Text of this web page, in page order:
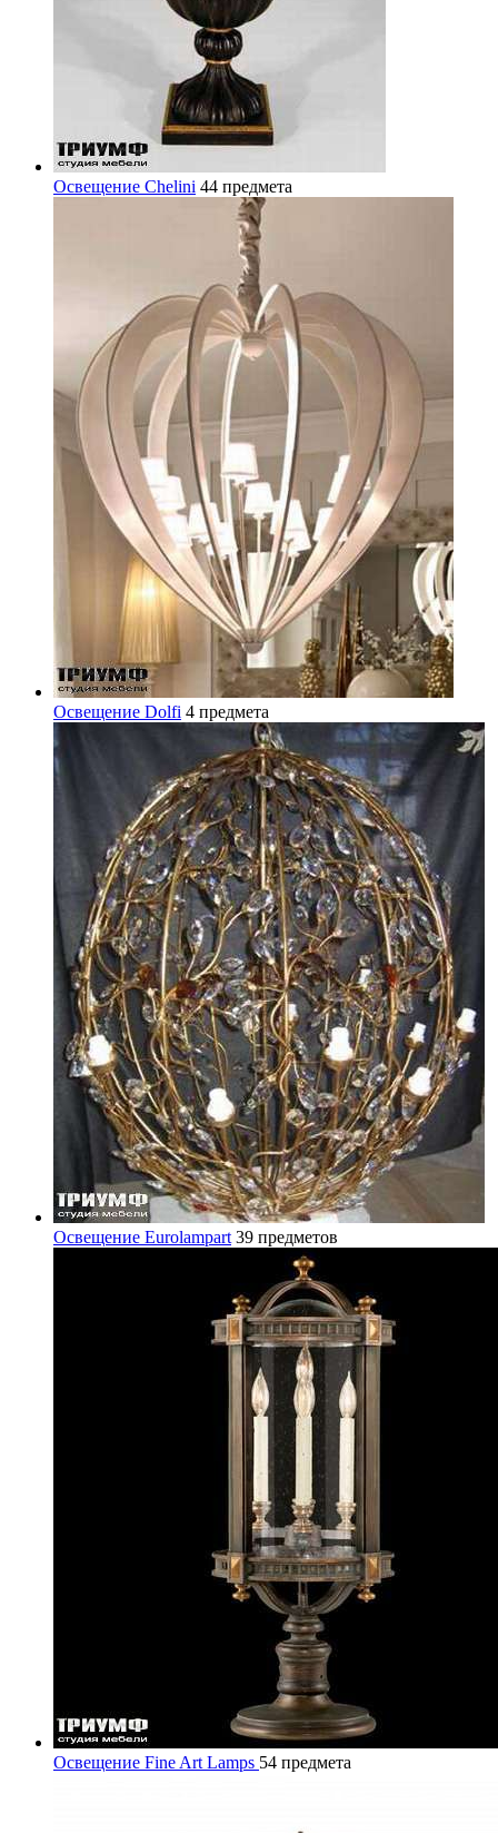
Освещение Chelini 44 предмета
Освещение Dolfi 4 предмета
Освещение Eurolampart 39 предметов
Освещение Fine Art Lamps 54 предмета